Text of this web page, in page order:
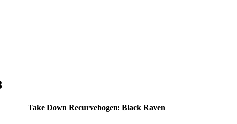
Take Down Recurvebogen: Black Raven